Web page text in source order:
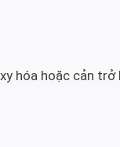
hóa hoặc cản